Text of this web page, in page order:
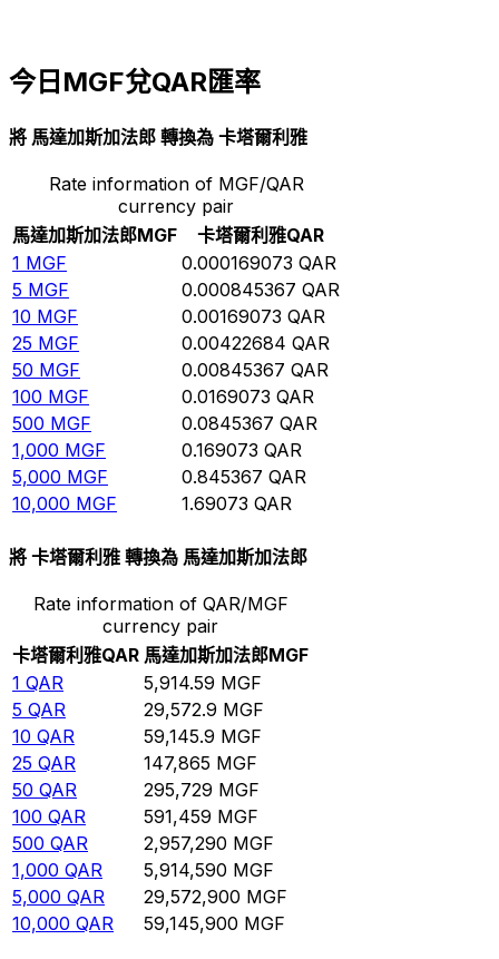
今日MGF兌QAR匯率
將 馬達加斯加法郎 轉換為 卡塔爾利雅
Rate information of MGF/QAR
currency pair
馬達加斯加法郎MGF 卡塔爾利雅QAR
1 MGF 0.000169073 QAR
5 MGF 0.000845367 QAR
10 MGF 0.00169073 QAR
25 MGF 0.00422684 QAR
50 MGF 0.00845367 QAR
100 MGF 0.0169073 QAR
500 MGF 0.0845367 QAR
1,000 MGF 0.169073 QAR
5,000 MGF 0.845367 QAR
10,000 MGF 1.69073 QAR
將 卡塔爾利雅 轉換為 馬達加斯加法郎
Rate information of QAR/MGF
currency pair
卡塔爾利雅QAR 馬達加斯加法郎MGF
1 QAR 5,914.59 MGF
5 QAR 29,572.9 MGF
10 QAR 59,145.9 MGF
25 QAR 147,865 MGF
50 QAR 295,729 MGF
100 QAR 591,459 MGF
500 QAR 2,957,290 MGF
1,000 QAR 5,914,590 MGF
5,000 QAR 29,572,900 MGF
10,000 QAR 59,145,900 MGF